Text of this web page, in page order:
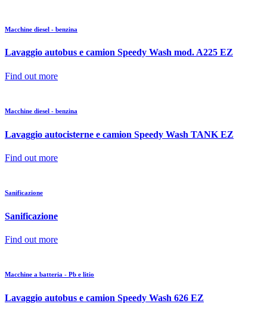
Macchine diesel - benzina
Lavaggio autobus e camion Speedy Wash mod. A225 EZ
Find out more
Macchine diesel - benzina
Lavaggio autocisterne e camion Speedy Wash TANK EZ
Find out more
Sanificazione
Sanificazione
Find out more
Macchine a batteria - Pb e litio
Lavaggio autobus e camion Speedy Wash 626 EZ